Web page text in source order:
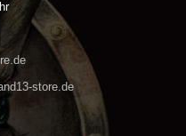
store.de